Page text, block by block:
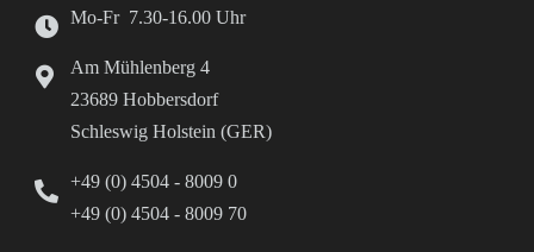
Mo-Fr 7.30-16.00 Uhr
Am Mühlenberg 4
23689 Hobbersdorf
Schleswig Holstein (GER)
+49 (0) 4504 - 8009 0
+49 (0) 4504 - 8009 70